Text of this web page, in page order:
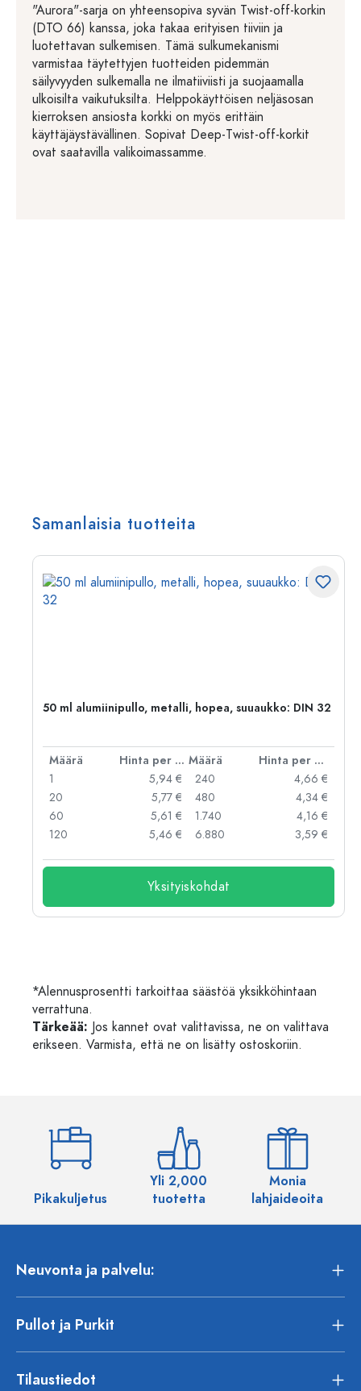
"Aurora"-sarja on yhteensopiva syvän Twist-off-korkin
(DTO 66) kanssa, joka takaa erityisen tiiviin ja
luotettavan sulkemisen. Tämä sulkumekanismi
varmistaa täytettyjen tuotteiden pidemmän
säilyvyyden sulkemalla ne ilmatiiviisti ja suojaamalla
ulkoisilta vaikutuksilta. Helppokäyttöisen neljäsosan
kierroksen ansiosta korkki on myös erittäin
käyttäjäystävällinen. Sopivat Deep-Twist-off-korkit
ovat saatavilla valikoimassamme.
Samanlaisia tuotteita
50 ml alumiinipullo, metalli, hopea, suuaukko: DIN 32
Määrä Hinta per kpl Määrä
Hinta per kpl
1
5,94 €
20
5,77 €
60
5,61 €
120
5,46 €
240
4,66 €
480
4,34 €
1.740
4,16 €
6.880
3,59 €
Yksityiskohdat
*Alennusprosentti tarkoittaa säästöä yksikköhintaan
verrattuna.
Tärkeää: Jos kannet ovat valittavissa, ne on valittava
erikseen. Varmista, että ne on lisätty ostoskoriin.
Pikakuljetus
Yli 2,000
tuotetta
Monia
lahjaideoita
Neuvonta ja palvelu:
Pullot ja Purkit
Tilaustiedot